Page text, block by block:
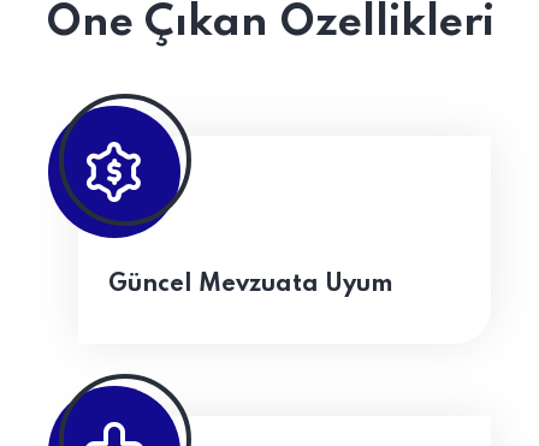
Öne Çıkan Özellikleri
Güncel Mevzuata Uyum